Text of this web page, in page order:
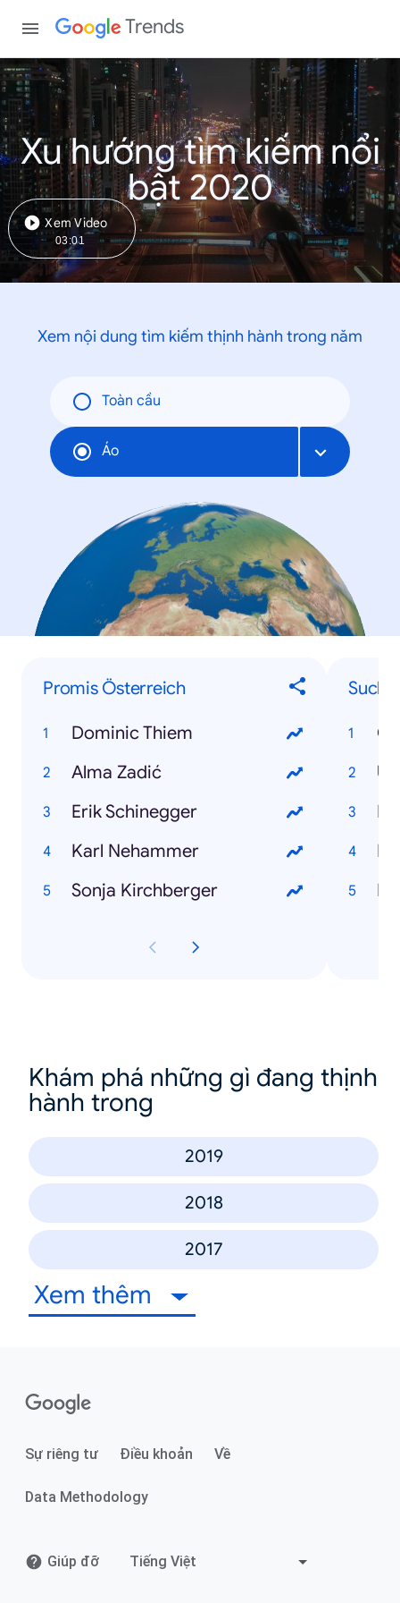
Trends
Xu hướng tìm kiếm nổi
bật 2020
Xem Video
03:01
Xem nội dung tìm kiếm thịnh hành trong năm
Toàn cầu
Áo
Promis Österreich
Dominic Thiem
Alma Zadić
Erik Schinegger
Karl Nehammer
Sonja Kirchberger
Khám phá những gì đang thịnh
hành trong
2019
2018
2017
Xem thêm
Sự riêng tư Điều khoản Về
Data Methodology
Giúp đỡ